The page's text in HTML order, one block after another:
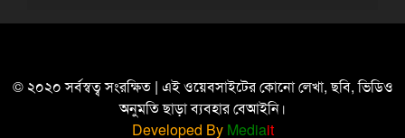
© ২০২০ সর্বস্বত্ব সংরক্ষিত | এই ওয়েবসাইটের কোনো লেখা, ছবি, ভিডিও
অনুমতি ছাড়া ব্যবহার বেআইনি।
Developed By Mediait